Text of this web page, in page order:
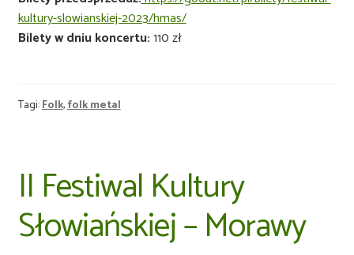
kultury-slowianskiej-2023/hmas/
Bilety w dniu koncertu:110 zł
Tagi:Folk,folk metal
II Festiwal Kultury
Słowiańskiej – Morawy